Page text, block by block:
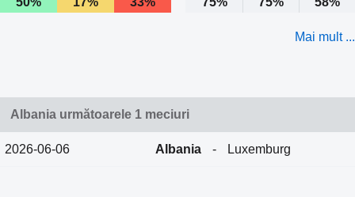
Mai mult ...
Albania următoarele 1 meciuri
2026-06-06 Albania - Luxemburg